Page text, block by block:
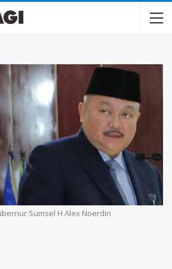
Sumsel H Alex Noerdin